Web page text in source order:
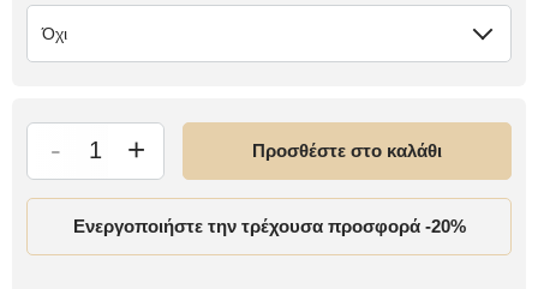
Όχι
- + Προσθέστε στο καλάθι
Ενεργοποιήστε την τρέχουσα προσφορά -20%